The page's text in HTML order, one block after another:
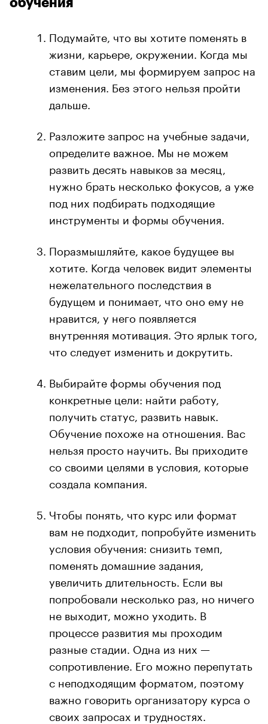
обучения
Подумайте, что вы хотите поменять в
жизни, карьере, окружении. Когда мы
ставим цели, мы формируем запрос на
изменения. Без этого нельзя пройти
дальше.
Разложите запрос на учебные задачи,
определите важное. Мы не можем
развить десять навыков за месяц,
нужно брать несколько фокусов, а уже
под них подбирать подходящие
инструменты и формы обучения.
Поразмышляйте, какое будущее вы
хотите. Когда человек видит элементы
нежелательного последствия в
будущем и понимает, что оно ему не
нравится, у него появляется
внутренняя мотивация. Это ярлык того,
что следует изменить и докрутить.
Выбирайте формы обучения под
конкретные цели: найти работу,
получить статус, развить навык.
Обучение похоже на отношения. Вас
нельзя просто научить. Вы приходите
со своими целями в условия, которые
создала компания.
Чтобы понять, что курс или формат
вам не подходит, попробуйте изменить
условия обучения: снизить темп,
поменять домашние задания,
увеличить длительность. Если вы
попробовали несколько раз, но ничего
не выходит, можно уходить. В
процессе развития мы проходим
разные стадии. Одна из них —
сопротивление. Его можно перепутать
с неподходящим форматом, поэтому
важно говорить организатору курса о
своих запросах и трудностях.